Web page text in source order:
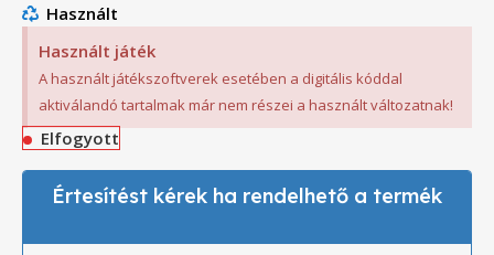
Használt
Használt játék
A használt játékszoftverek esetében a digitális kóddal
aktiválandó tartalmak már nem részei a használt változatnak!
Elfogyott
Értesítést kérek ha rendelhető a termék